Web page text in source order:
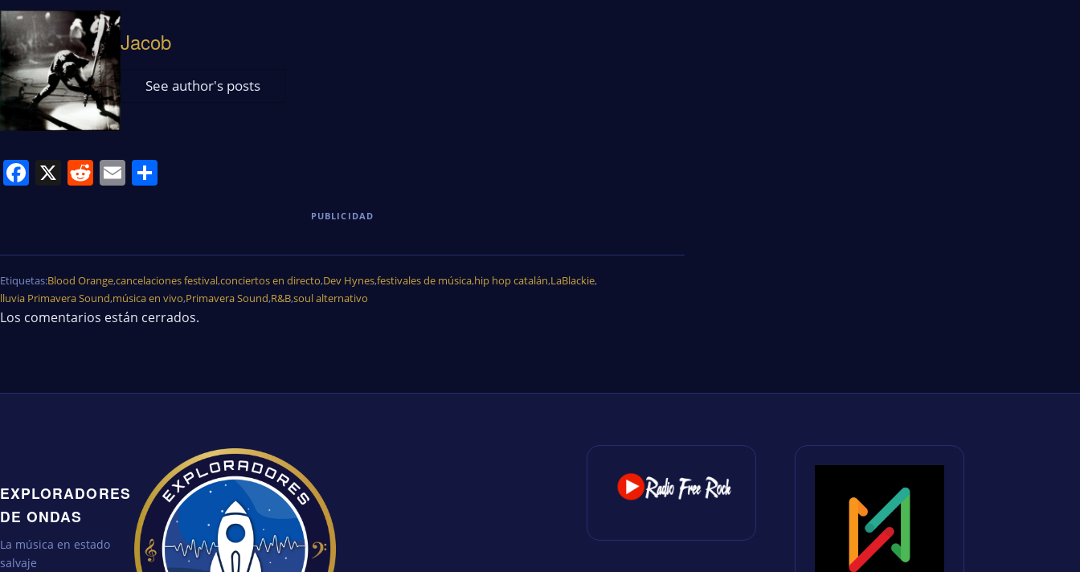
Jacob
See author's posts
Facebook
X Reddit
Email
PUBLICIDAD
Etiquetas:Blood Orange,cancelaciones festival,conciertos en directo,Dev Hynes,festivales de música,hip hop catalán,LaBlackie,
lluvia Primavera Sound,música en vivo,Primavera Sound,R&B,soul alternativo
Los comentarios están cerrados.
EXPLORADORES
DE ONDAS
La música en estado
salvaje